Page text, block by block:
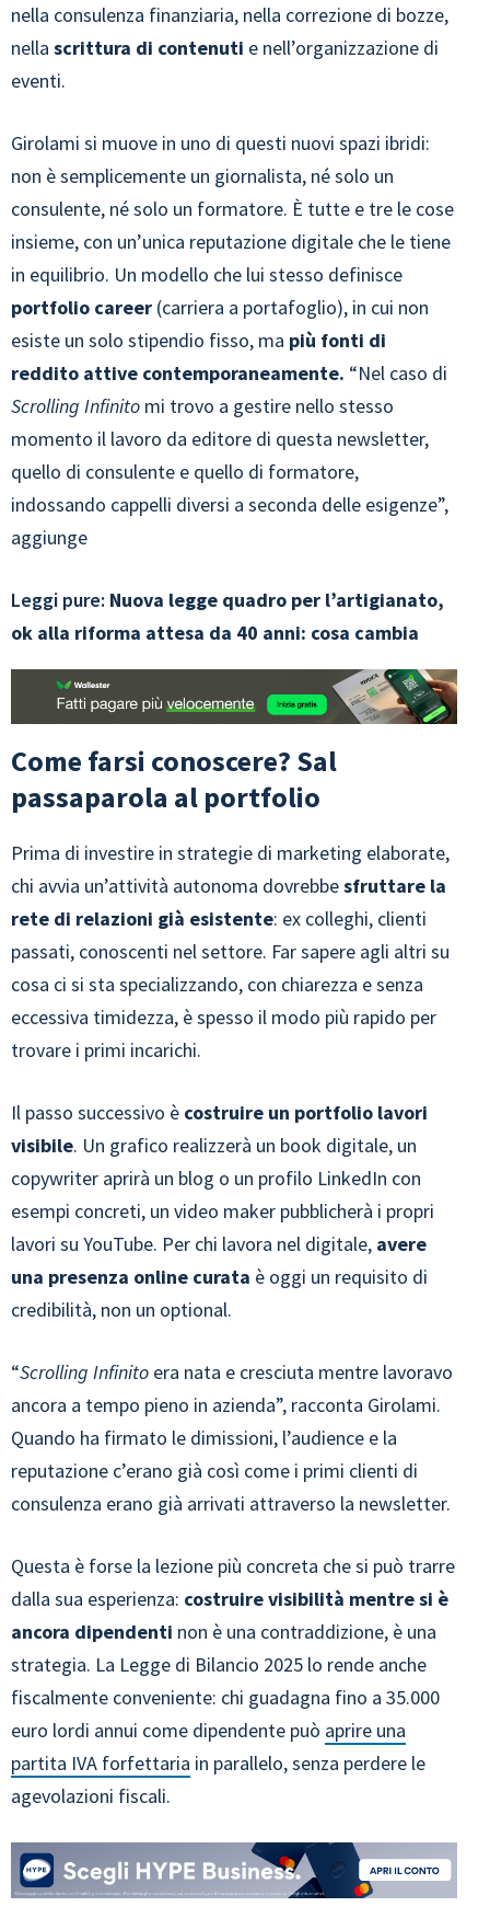
nella consulenza finanziaria, nella correzione di bozze,
nella scrittura di contenuti e nell’organizzazione di
eventi.
Girolami si muove in uno di questi nuovi spazi ibridi:
non è semplicemente un giornalista, né solo un
consulente, né solo un formatore. È tutte e tre le cose
insieme, con un’unica reputazione digitale che le tiene
in equilibrio. Un modello che lui stesso definisce
portfolio career (carriera a portafoglio), in cui non
esiste un solo stipendio fisso, ma più fonti di
reddito attive contemporaneamente. “Nel caso di
Scrolling Infinito mi trovo a gestire nello stesso
momento il lavoro da editore di questa newsletter,
quello di consulente e quello di formatore,
indossando cappelli diversi a seconda delle esigenze”,
aggiunge
Leggi pure: Nuova legge quadro per l’artigianato,
ok alla riforma attesa da 40 anni: cosa cambia
Come farsi conoscere? Sal
passaparola al portfolio
Prima di investire in strategie di marketing elaborate,
chi avvia un’attività autonoma dovrebbesfruttare la
rete di relazioni già esistente: ex colleghi, clienti
passati, conoscenti nel settore. Far sapere agli altri su
cosa ci si sta specializzando, con chiarezza e senza
eccessiva timidezza, è spesso il modo più rapido per
trovare i primi incarichi.
Il passo successivo è costruire un portfolio lavori
visibile. Un grafico realizzerà un book digitale, un
copywriter aprirà un blog o un profilo LinkedIn con
esempi concreti, un video maker pubblicherà i propri
lavori su YouTube. Per chi lavora nel digitale, avere
una presenza online curata è oggi un requisito di
credibilità, non un optional.
“Scrolling Infinito era nata e cresciuta mentre lavoravo
ancora a tempo pieno in azienda”, racconta Girolami.
Quando ha firmato le dimissioni, l’audience e la
reputazione c’erano già così come i primi clienti di
consulenza erano già arrivati attraverso la newsletter.
Questa è forse la lezione più concreta che si può trarre
dalla sua esperienza: costruire visibilità mentre si è
ancora dipendenti non è una contraddizione, è una
strategia. La Legge di Bilancio 2025 lo rende anche
fiscalmente conveniente: chi guadagna fino a 35.000
euro lordi annui come dipendente può aprire una
partita IVA forfettaria in parallelo, senza perdere le
agevolazioni fiscali.